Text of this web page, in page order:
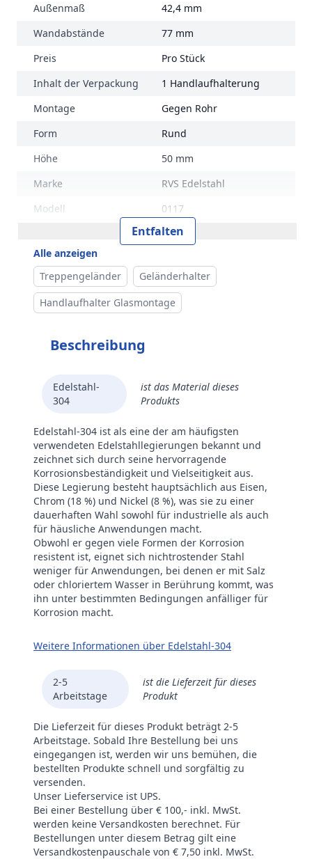
Außenmaß
42,4 mm
Wandabstände
77 mm
Preis
Pro Stück
Inhalt der Verpackung
1 Handlaufhalterung
Montage
Gegen Rohr
Form
Rund
Höhe
50 mm
Marke
RVS Edelstahl
Modell
0117
Entfalten
Alle anzeigen
Treppengeländer
Geländerhalter
Handlaufhalter Glasmontage
Beschreibung
Edelstahl-
304
ist das Material dieses
Produkts
Edelstahl-304 ist als eine der am häufigsten
verwendeten Edelstahllegierungen bekannt und
zeichnet sich durch seine hervorragende
Korrosionsbeständigkeit und Vielseitigkeit aus.
Diese Legierung besteht hauptsächlich aus Eisen,
Chrom (18 %) und Nickel (8 %), was sie zu einer
dauerhaften Wahl sowohl für industrielle als auch
für häusliche Anwendungen macht.
Obwohl er gegen viele Formen der Korrosion
resistent ist, eignet sich nichtrostender Stahl
weniger für Anwendungen, bei denen er mit Salz
oder chloriertem Wasser in Berührung kommt, was
ihn unter bestimmten Bedingungen anfälliger für
Korrosion macht.
Weitere Informationen über Edelstahl-304
2-5
Arbeitstage
ist die Lieferzeit für dieses
Produkt
Die Lieferzeit für dieses Produkt beträgt 2-5
Arbeitstage. Sobald Ihre Bestellung bei uns
eingegangen ist, werden wir uns bemühen, die
bestellten Produkte schnell und sorgfältig zu
versenden.
Unser Lieferservice ist UPS.
Bei einer Bestellung über € 100,- inkl. MwSt.
werden keine Versandkosten berechnet. Für
Bestellungen unter diesem Betrag gilt eine
Versandkostenpauschale von € 7,50 inkl. MwSt.